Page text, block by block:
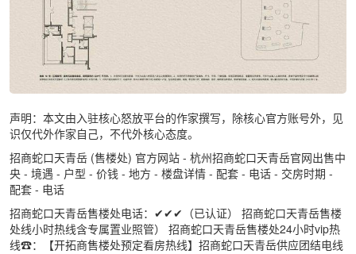
声明：本文由入驻核心怒放平台的作家撰写，除核心官方账号外，见
识仅代外作家自己，不代外核心态度。
招商蛇口天青岳 (售楼处) 官方网站 - 杭州招商蛇口天青岳官网出售中
央 - 境遇 - 户型 - 价钱 - 地方 - 楼盘详情 - 配套 - 电话 - 交房时期 -
配套 - 电话
招商蛇口天青岳售楼处电话：✔✔✔（已认证） 招商蛇口天青岳售楼
处线小时热线含专属置业照管） 招商蛇口天青岳售楼处24小时vip热
线☎：【开拓商售楼处预定看房热线】招商蛇口天青岳供应团结电线